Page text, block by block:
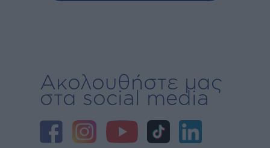
Ακολουθήστε μας
στα social media